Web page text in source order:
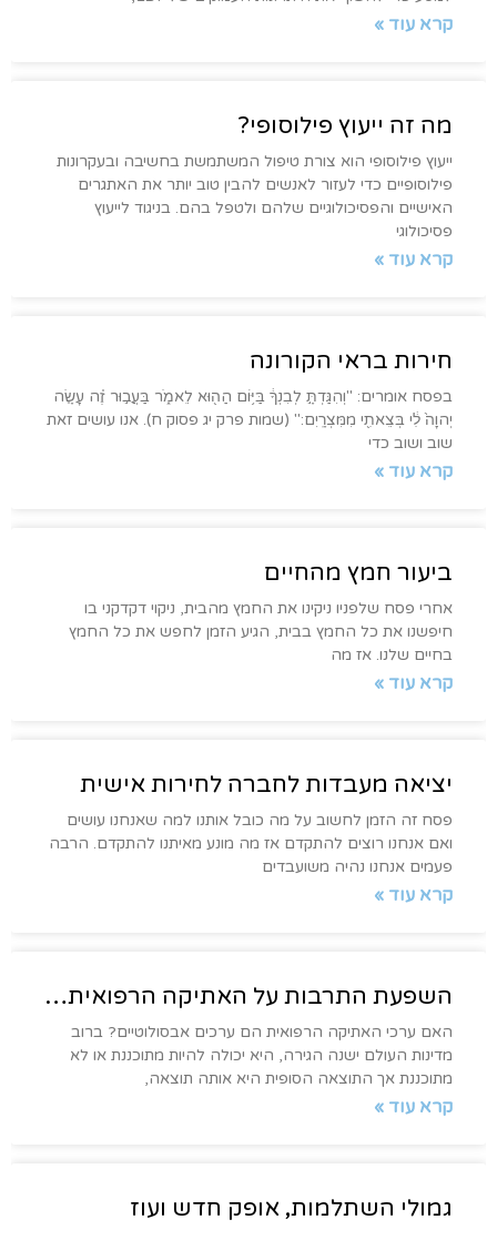
קרא עוד »
מה זה ייעוץ פילוסופי?
ייעוץ פילוסופי הוא צורת טיפול המשתמשת בחשיבה ובעקרונות
פילוסופיים כדי לעזור לאנשים להבין טוב יותר את האתגרים
האישיים והפסיכולוגיים שלהם ולטפל בהם. בניגוד לייעוץ
פסיכולוגי
קרא עוד »
חירות בראי הקורונה
בפסח אומרים: "וְהִגַּדְתָּ֣ לְבִנְךָ֔ בַּיּ֥וֹם הַה֖וּא לֵאמֹ֑ר בַּעֲב֣וּר זֶ֗ה עָשָׂ֤ה
יְהוָה֙ לִ֔י בְּצֵאתִ֖י מִמִּצְרָֽיִם:" (שמות פרק יג פסוק ח). אנו עושים זאת
שוב ושוב כדי
קרא עוד »
ביעור חמץ מהחיים
אחרי פסח שלפניו ניקינו את החמץ מהבית, ניקוי דקדקני בו
חיפשנו את כל החמץ בבית, הגיע הזמן לחפש את כל החמץ
בחיים שלנו. אז מה
קרא עוד »
יציאה מעבדות לחברה לחירות אישית
פסח זה הזמן לחשוב על מה כובל אותנו למה שאנחנו עושים
ואם אנחנו רוצים להתקדם אז מה מונע מאיתנו להתקדם. הרבה
פעמים אנחנו נהיה משועבדים
קרא עוד »
השפעת התרבות על האתיקה הרפואית…
האם ערכי האתיקה הרפואית הם ערכים אבסולוטיים? ברוב
מדינות העולם ישנה הגירה, היא יכולה להיות מתוכננת או לא
מתוכננת אך התוצאה הסופית היא אותה תוצאה,
קרא עוד »
גמולי השתלמות, אופק חדש ועוז